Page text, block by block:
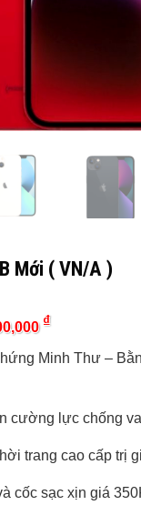
Mới ( VN/A )
₫.
₫Current
is:
18,300,000 ₫.
Minh Thư –
cường lực chống
trang cao cấp trị
cốc sạc xịn giá